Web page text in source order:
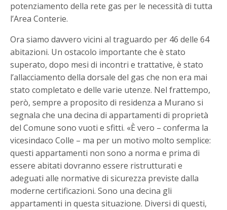
potenziamento della rete gas per le necessità di tutta
l’Area Conterie.
Ora siamo davvero vicini al traguardo per 46 delle 64
abitazioni. Un ostacolo importante che è stato
superato, dopo mesi di incontri e trattative, è stato
l’allacciamento della dorsale del gas che non era mai
stato completato e delle varie utenze. Nel frattempo,
però, sempre a proposito di residenza a Murano si
segnala che una decina di appartamenti di proprietà
del Comune sono vuoti e sfitti. «È vero – conferma la
vicesindaco Colle – ma per un motivo molto semplice:
questi appartamenti non sono a norma e prima di
essere abitati dovranno essere ristrutturati e
adeguati alle normative di sicurezza previste dalla
moderne certificazioni. Sono una decina gli
appartamenti in questa situazione. Diversi di questi,